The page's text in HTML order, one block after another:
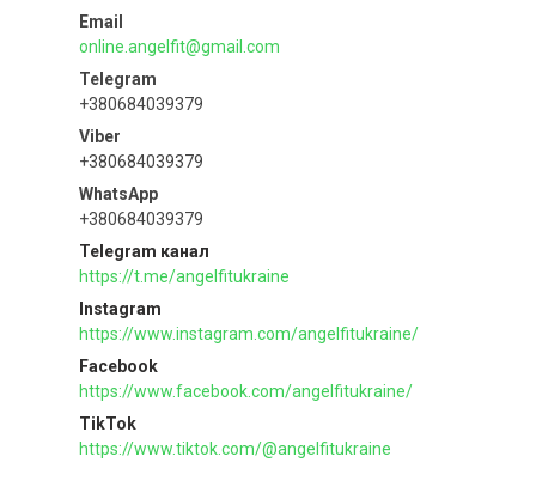
online.angelfit@gmail.com
+380684039379
+380684039379
+380684039379
Telegram канал
https://t.me/angelfitukraine
Instagram
https://www.instagram.com/angelfitukraine/
Facebook
https://www.facebook.com/angelfitukraine/
TikTok
https://www.tiktok.com/@angelfitukraine